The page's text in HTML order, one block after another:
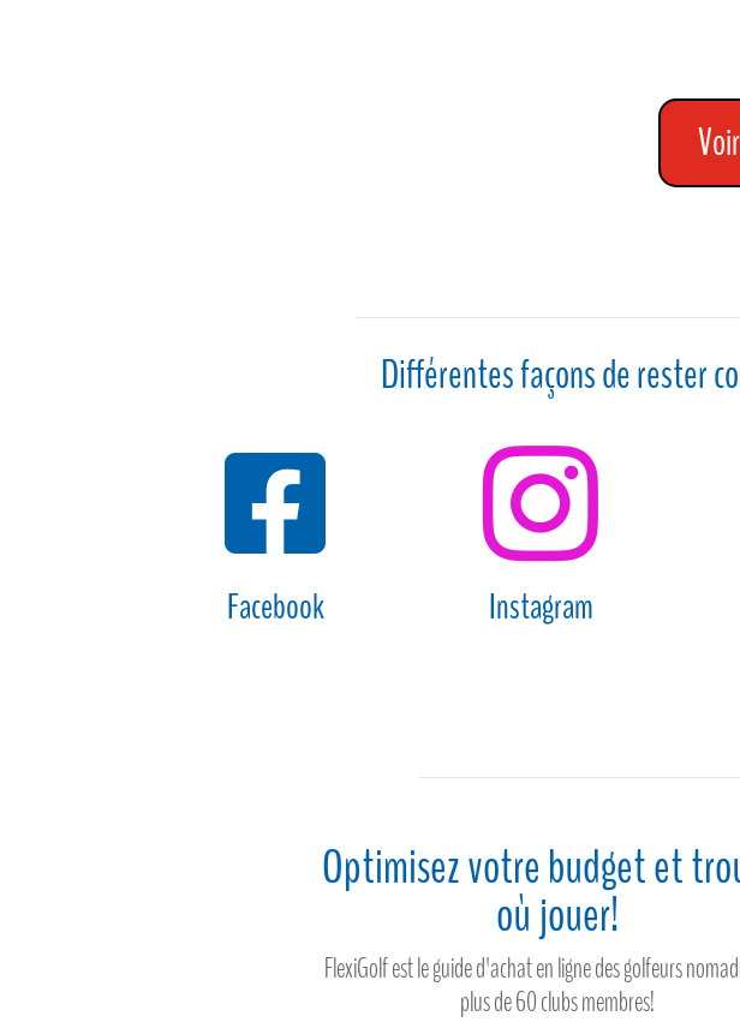
Différentes façons de rester

Facebook

Instagram
Optimisez votre budget et
où jouer!
FlexiGolf est le guide d'achat en ligne des golfeurs
plus de 60 clubs membres!